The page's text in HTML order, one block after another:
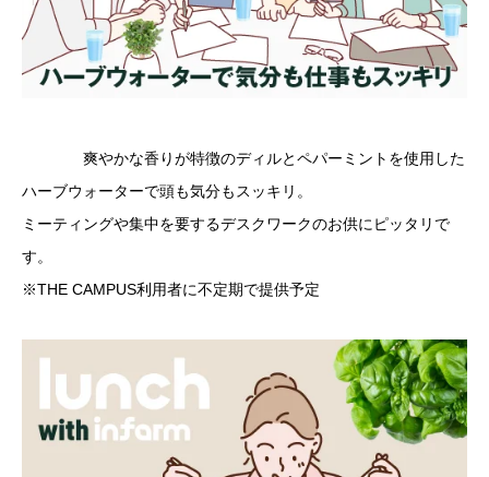
爽やかな香りが特徴のディルとペパーミントを使用した
ハーブウォーターで頭も気分もスッキリ。
ミーティングや集中を要するデスクワークのお供にピッタリで
す。
※THE CAMPUS利用者に不定期で提供予定